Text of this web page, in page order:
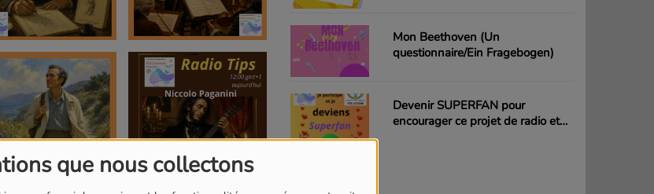
que nous collectons
Mon Beethoven (Un
questionnaire/Ein Fragebogen)
Devenir SUPERFAN pour
encourager ce projet de radio et
AGENDA